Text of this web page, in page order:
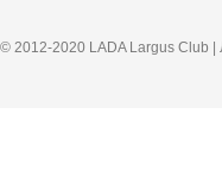
© 2012-2020 LADA Largus Club |